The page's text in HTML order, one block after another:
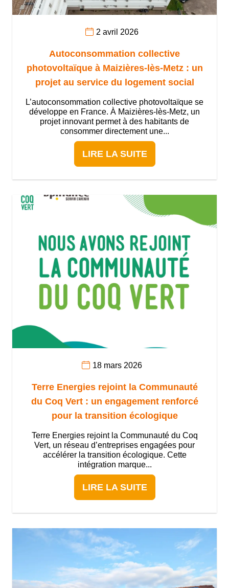
2 avril 2026
Autoconsommation collective
photovoltaïque à Maizières-lès-Metz : un
projet au service du logement social
L’autoconsommation collective photovoltaïque se
développe en France. À Maizières-lès-Metz, un
projet innovant permet à des habitants de
consommer directement une...
LIRE LA SUITE
18 mars 2026
Terre Energies rejoint la Communauté
du Coq Vert : un engagement renforcé
pour la transition écologique
Terre Energies rejoint la Communauté du Coq
Vert, un réseau d’entreprises engagées pour
accélérer la transition écologique. Cette
intégration marque...
LIRE LA SUITE